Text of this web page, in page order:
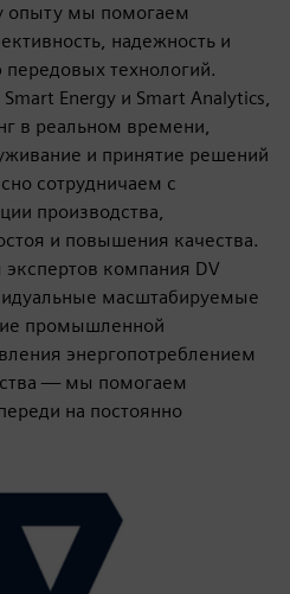
опыту мы помогаем
надежность и
технологий.
Energy и Smart Analytics,
в реальном времени,
и принятие решений
сотрудничаем с
производства,
и повышения качества.
компания DV
масштабируемые
промышленной
энергопотреблением
— мы помогаем
на постоянно